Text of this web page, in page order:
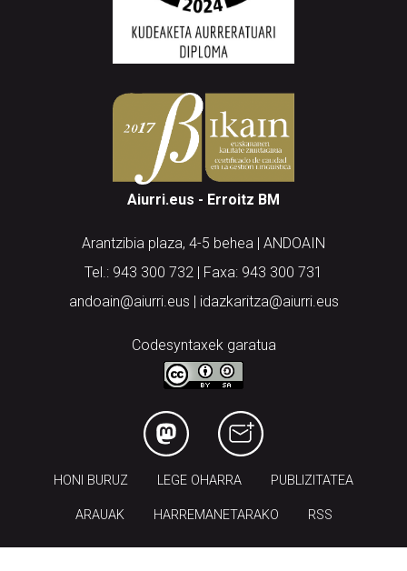
Aiurri.eus - Erroitz BM
Arantzibia plaza, 4-5 behea | ANDOAIN
Tel.: 943 300 732 | Faxa: 943 300 731
andoain@aiurri.eus | idazkaritza@aiurri.eus
Codesyntaxek garatua
HONI BURUZ LEGE OHARRA PUBLIZITATEA
ARAUAK HARREMANETARAKO RSS